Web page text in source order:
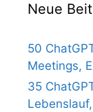
Neue
50
Meetings,
35